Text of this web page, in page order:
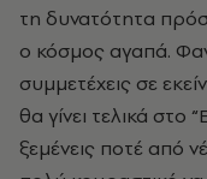
τη δυνατότητα
ο κόσμος αγαπά.
συμμετέχεις σε
θα γίνει τελικά στο
ξεμένεις ποτέ από